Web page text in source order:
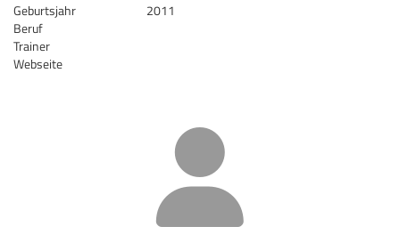
Geburtsjahr
2011
Beruf
Trainer
Webseite